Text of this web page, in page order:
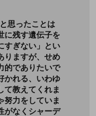
思ったことは
に残す遺伝子を
すぎない」とい
りますが、せめ
的でありたいで
かれる、いわゆ
て教えてくれま
努力をしていま
がなくシャーデ